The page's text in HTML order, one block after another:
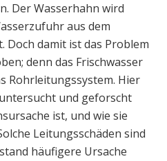
Der Wasserhahn wird
aus dem
Doch damit ist das Problem
denn das Frischwasser
Rohrleitungssystem. Hier
und geforscht
ist, und wie sie
Leitungsschäden sind
häufigere Ursache